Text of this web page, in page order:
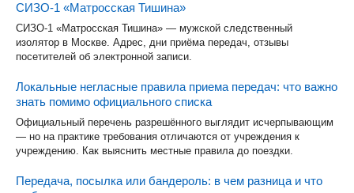
СИЗО-1 «Матросская Тишина»
СИЗО-1 «Матросская Тишина» — мужской следственный
изолятор в Москве. Адрес, дни приёма передач, отзывы
посетителей об электронной записи.
Локальные негласные правила приема передач: что важно
знать помимо официального списка
Официальный перечень разрешённого выглядит исчерпывающим
— но на практике требования отличаются от учреждения к
учреждению. Как выяснить местные правила до поездки.
Передача, посылка или бандероль: в чем разница и что